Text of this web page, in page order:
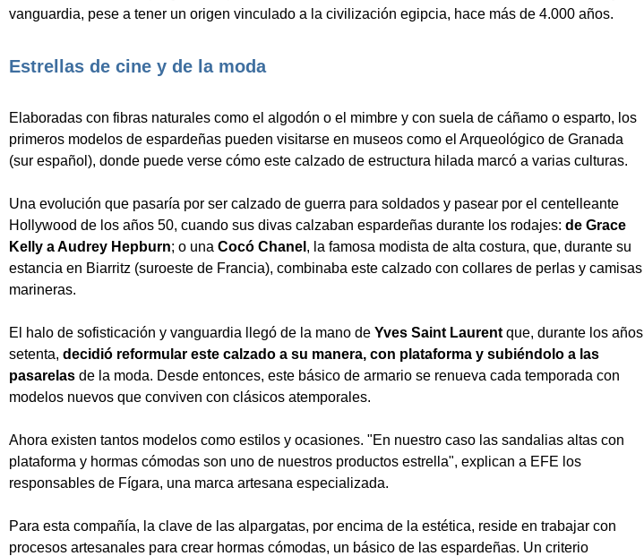
vanguardia, pese a tener un origen vinculado a la civilización egipcia, hace más de 4.000 años.
Estrellas de cine y de la moda
Elaboradas con fibras naturales como el algodón o el mimbre y con suela de cáñamo o esparto, los
primeros modelos de espardeñas pueden visitarse en museos como el Arqueológico de Granada
(sur español), donde puede verse cómo este calzado de estructura hilada marcó a varias culturas.
Una evolución que pasaría por ser calzado de guerra para soldados y pasear por el centelleante
Hollywood de los años 50, cuando sus divas calzaban espardeñas durante los rodajes: de Grace
Kelly a Audrey Hepburn; o una Cocó Chanel , la famosa modista de alta costura, que, durante su
estancia en Biarritz (suroeste de Francia), combinaba este calzado con collares de perlas y camisas
marineras.
El halo de sofisticación y vanguardia llegó de la mano de Yves Saint Laurent que, durante los años
setenta, decidió reformular este calzado a su manera, con plataforma y subiéndolo a las
pasarelas de la moda. Desde entonces, este básico de armario se renueva cada temporada con
modelos nuevos que conviven con clásicos atemporales.
Ahora existen tantos modelos como estilos y ocasiones. "En nuestro caso las sandalias altas con
plataforma y hormas cómodas son uno de nuestros productos estrella", explican a EFE los
responsables de Fígara, una marca artesana especializada.
Para esta compañía, la clave de las alpargatas, por encima de la estética, reside en trabajar con
procesos artesanales para crear hormas cómodas, un básico de las espardeñas. Un criterio